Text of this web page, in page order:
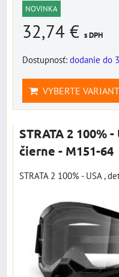
NOVINKA
32,74 € s DPH
Dostupnosť: dodanie do
VYBERTE VARIANT
STRATA 2 100%
čierne - M151-64
STRATA 2 100% - USA ,